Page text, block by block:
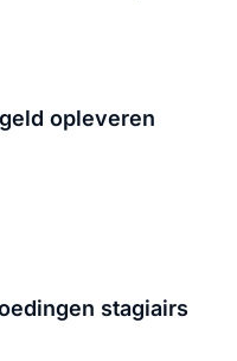
opleveren
stagiairs